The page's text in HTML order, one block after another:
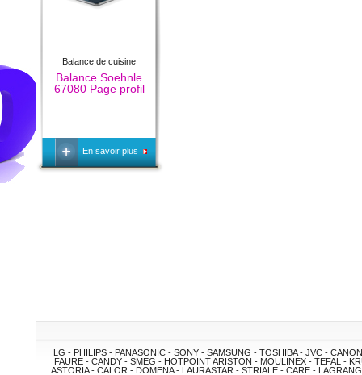
Balance de cuisine
Balance Soehnle
67080 Page profil
En savoir plus
LG - PHILIPS - PANASONIC - SONY - SAMSUNG - TOSHIBA - JVC -
FAURE - CANDY - SMEG - HOTPOINT ARISTON - MOULINEX - TEFAL -
ASTORIA - CALOR - DOMENA - LAURASTAR - STRIALE - CARE -